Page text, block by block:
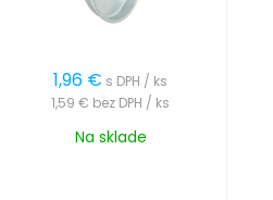
1,96 € s DPH / ks
1,59 € bez DPH / ks
Na sklade